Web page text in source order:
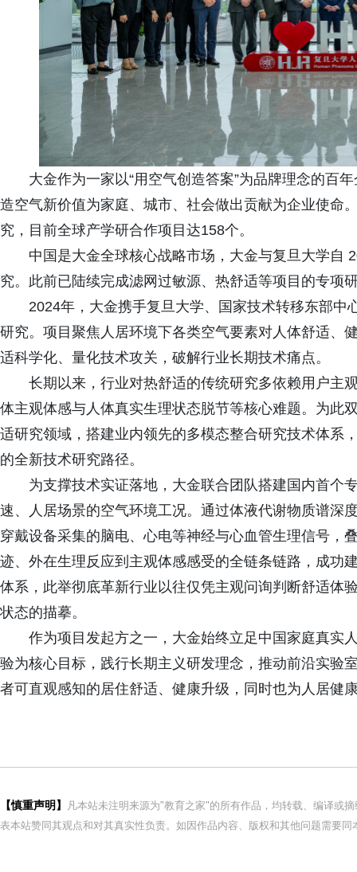
大金作为一家以“用空气创造答案”为品牌理念的百
造空气新价值为家庭、城市、社会做出贡献为企业使命
究，目前全球产学研合作项目达158个。
中国是大金全球核心战略市场，大金与复旦大学自
究。此前已陆续完成滤网过敏源、热舒适等项目的专项
2024年，大金携手复旦大学、国家技术转移东部
研究。项目聚焦人居环境下各类空气要素对人体舒适、
适科学化、量化技术攻关，破解行业长期技术痛点。
长期以来，行业对热舒适的传统研究多依赖用户主
体主观体感与人体真实生理状态脱节等核心难题。为此
适研究领域，搭建业内领先的多模态整合研究技术体系
的全新技术研究路径。
为支撑技术实证落地，大金联合团队搭建国内首个
速、人居场景的空气环境工况。通过体液代谢物质谱深
穿戴设备采集的脑电、心电等神经与心血管生理信号，
迹、外在生理反应到主观体感感受的全链条链路，成功
体系，此举彻底革新行业以往仅凭主观问询判断舒适体
状态的描摹。
作为项目发起方之一，大金始终立足中国家庭真实
验为核心目标，践行长期主义研发理念，推动前沿实验
者可直观感知的居住舒适、健康升级，同时也为人居健
【慎重声明】
凡本站未注明来源为"教育之家"的所有作品，均转载、编译或
表本站赞同其观点和对其真实性负责。如因作品内容、版权和其他问题需要